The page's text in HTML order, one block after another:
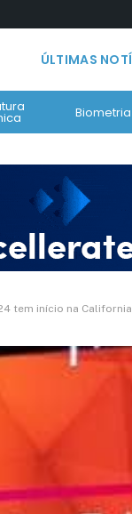
ÚLTIMAS
Biometria
tem início na California